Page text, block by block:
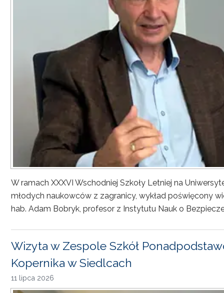
W ramach XXXVI Wschodniej Szkoły Letniej na
młodych naukowców z zagranicy, wykład poświęcony
hab. Adam Bobryk, profesor z Instytutu Nauk o
Wizyta w Zespole Szkół
Kopernika w Siedlcach
11 lipca 2026